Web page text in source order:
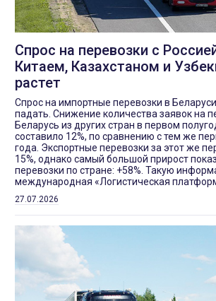
Спрос на перевозки с
Китаем, Казахстаном и
растет
Спрос на импортные перевозки в
падать. Снижение количества заявок на
Беларусь из других стран в первом
составило 12%, по сравнению с тем же
года. Экспортные перевозки за этот же
15%, однако самый большой прирост
перевозки по стране: +58%. Такую
международная «Логистическая
27.07.2026